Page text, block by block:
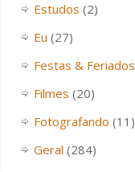
Estudos (2)
Eu (27)
Festas & Feriados
Filmes (20)
Fotografando (11)
Geral (284)